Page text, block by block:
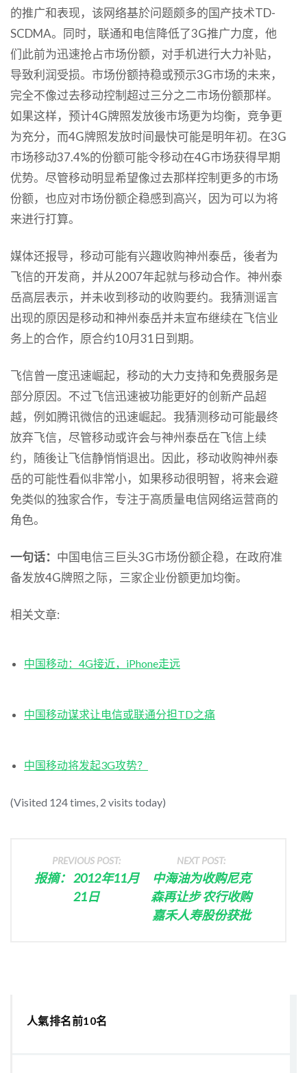
的推广和表现，该网络基於问题颇多的国产技术TD-
SCDMA。同时，联通和电信降低了3G推广力度，他
们此前为迅速抢占市场份额，对手机进行大力补贴，
导致利润受损。市场份额持稳或预示3G市场的未来，
完全不像过去移动控制超过三分之二市场份额那样。
如果这样，预计4G牌照发放後市场更为均衡，竞争更
为充分，而4G牌照发放时间最快可能是明年初。在3G
市场移动37.4%的份额可能令移动在4G市场获得早期
优势。尽管移动明显希望像过去那样控制更多的市场
份额，也应对市场份额企稳感到高兴，因为可以为将
来进行打算。
媒体还报导，移动可能有兴趣收购神州泰岳，後者为
飞信的开发商，并从2007年起就与移动合作。神州泰
岳高层表示，并未收到移动的收购要约。我猜测谣言
出现的原因是移动和神州泰岳并未宣布继续在飞信业
务上的合作，原合约10月31日到期。
飞信曾一度迅速崛起，移动的大力支持和免费服务是
部分原因。不过飞信迅速被功能更好的创新产品超
越，例如腾讯微信的迅速崛起。我猜测移动可能最终
放弃飞信，尽管移动或许会与神州泰岳在飞信上续
约，随後让飞信静悄悄退出。因此，移动收购神州泰
岳的可能性看似非常小，如果移动很明智，将来会避
免类似的独家合作，专注于高质量电信网络运营商的
角色。
一句话： 中国电信三巨头3G市场份额企稳，在政府准
备发放4G牌照之际，三家企业份额更加均衡。
相关文章:
中国移动：4G接近，iPhone走远
中国移动谋求让电信或联通分担TD之痛
中国移动将发起3G攻势？
(Visited 124 times, 2 visits today)
PREVIOUS POST:
报摘： 2012年11月
21日
NEXT POST:
中海油为收购尼克
森再让步 农行收购
嘉禾人寿股份获批
人氣排名前10名